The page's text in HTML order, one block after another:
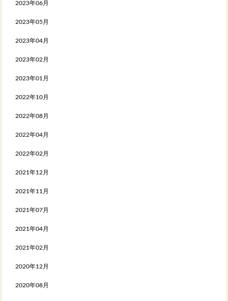
2023年06月
2023年05月
2023年04月
2023年02月
2023年01月
2022年10月
2022年08月
2022年04月
2022年02月
2021年12月
2021年11月
2021年07月
2021年04月
2021年02月
2020年12月
2020年08月